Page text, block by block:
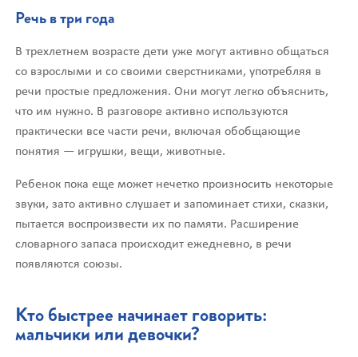
Речь в три года
В трехлетнем возрасте дети уже могут активно общаться
со взрослыми и со своими сверстниками, употребляя в
речи простые предложения. Они могут легко объяснить,
что им нужно. В разговоре активно используются
практически все части речи, включая обобщающие
понятия — игрушки, вещи, животные.
Ребенок пока еще может нечетко произносить некоторые
звуки, зато активно слушает и запоминает стихи, сказки,
пытается воспроизвести их по памяти. Расширение
словарного запаса происходит ежедневно, в речи
появляются союзы.
Кто быстрее начинает говорить:
мальчики или девочки?